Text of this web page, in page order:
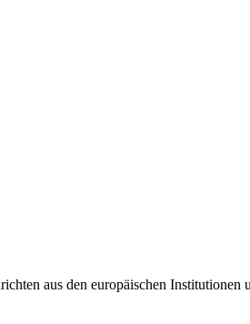
aus den europäischen